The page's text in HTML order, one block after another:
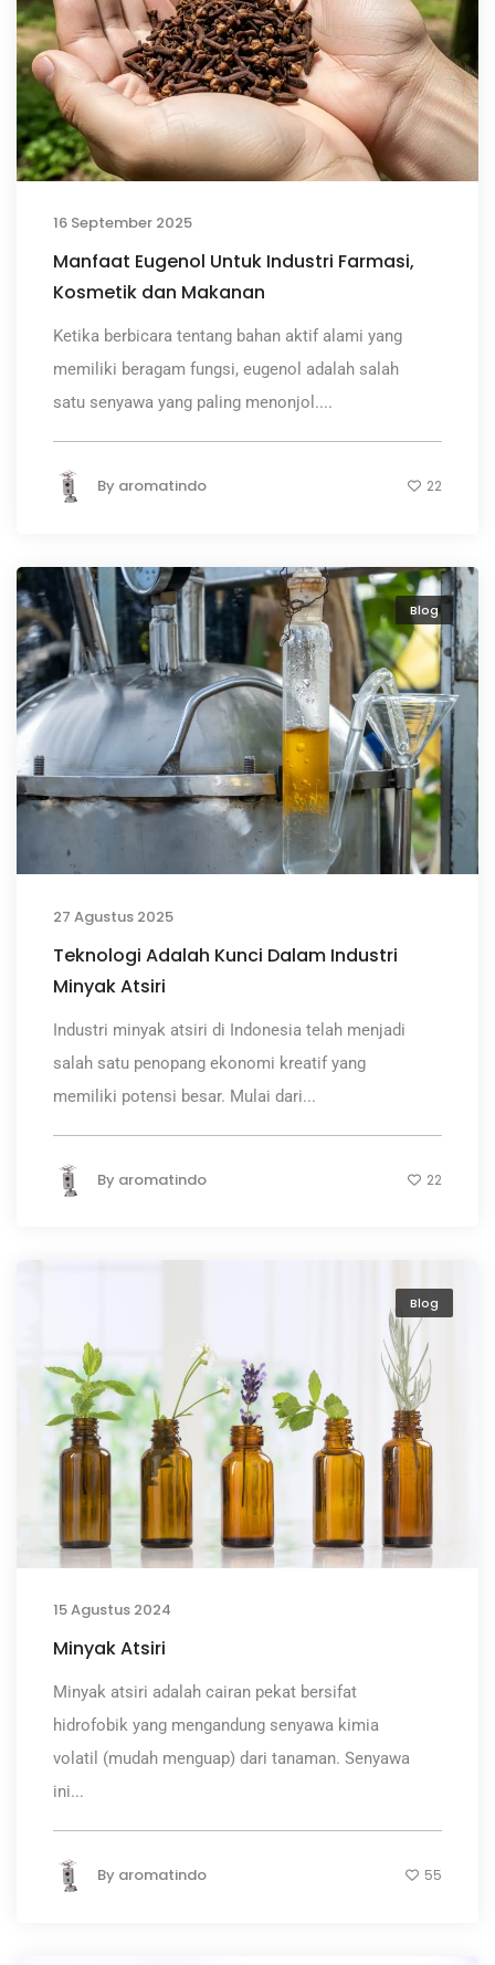
16 September 2025
Manfaat Eugenol Untuk Industri Farmasi,
Kosmetik dan Makanan
Ketika berbicara tentang bahan aktif alami yang
memiliki beragam fungsi, eugenol adalah salah
satu senyawa yang paling menonjol....
By aromatindo 22
Blog
27 Agustus 2025
Teknologi Adalah Kunci Dalam Industri
Minyak Atsiri
Industri minyak atsiri di Indonesia telah menjadi
salah satu penopang ekonomi kreatif yang
memiliki potensi besar. Mulai dari...
By aromatindo 22
Blog
15 Agustus 2024
Minyak Atsiri
Minyak atsiri adalah cairan pekat bersifat
hidrofobik yang mengandung senyawa kimia
volatil (mudah menguap) dari tanaman. Senyawa
ini...
By aromatindo 55